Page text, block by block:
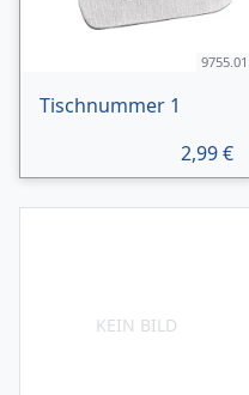
9755.01
Tischnummer 1
2,99€
KEIN BILD